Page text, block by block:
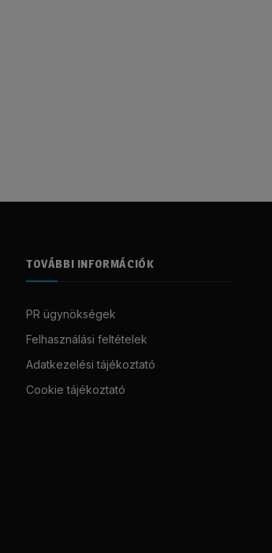
TOVÁBBI INFORMÁCIÓK
PR ügynökségek
Felhasználási feltételek
Adatkezelési tájékoztató
Cookie tájékoztató